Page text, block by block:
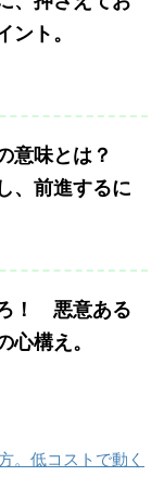
ント。
意味とは？
、前進するに
！ 悪意ある
心構え。
。低コストで動く